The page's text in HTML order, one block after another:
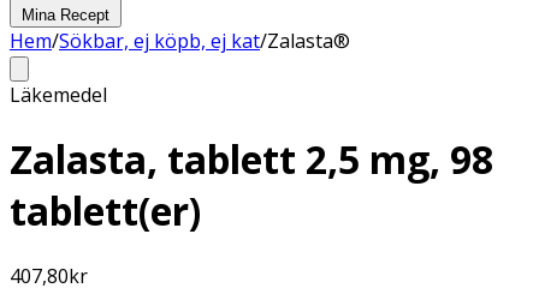
Mina Recept
Hem/Sökbar, ej köpb, ej kat/Zalasta®
Läkemedel
Zalasta, tablett 2,5 mg, 98
tablett(er)
407,80kr